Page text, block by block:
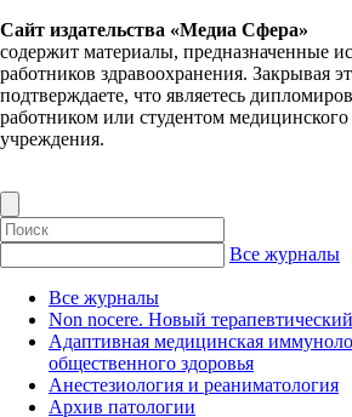
Сайт издательства «Медиа Сфера»
содержит материалы, предназначенные
работников здравоохранения. Закрывая
подтверждаете, что являетесь
работником или студентом медицинского
учреждения.
Все журналы
Все журналы
Non nocere. Новый
Адаптивная медицинская
общественного здоровья
Анестезиология и реаниматология
Архив патологии